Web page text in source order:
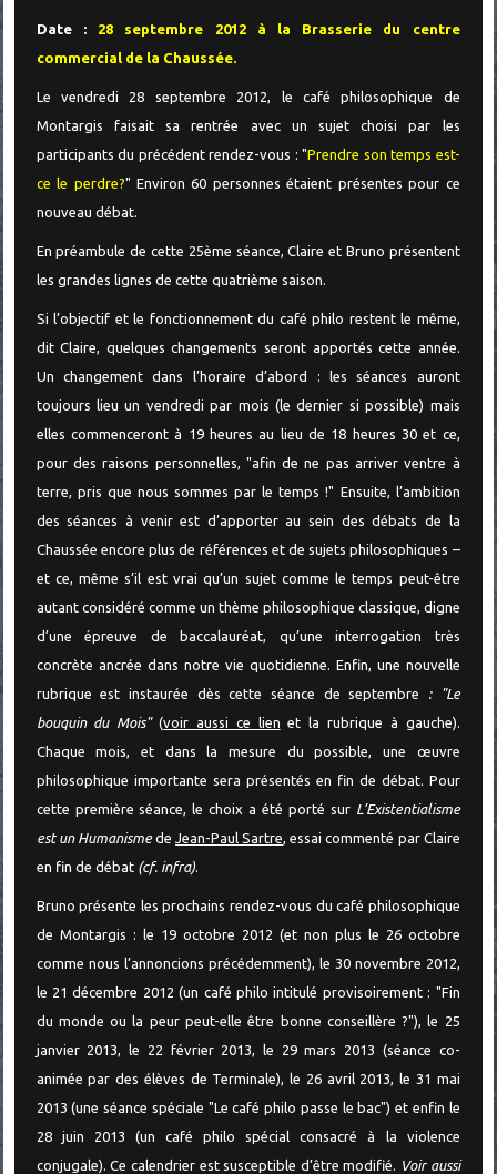
Date : 28 septembre 2012 à la Brasserie du centre
commercial de la Chaussée.
Le vendredi 28 septembre 2012, le café philosophique de
Montargis faisait sa rentrée avec un sujet choisi par les
participants du précédent rendez-vous : "Prendre son temps est-
ce le perdre?" Environ 60 personnes étaient présentes pour ce
nouveau débat.
En préambule de cette 25ème séance, Claire et Bruno présentent
les grandes lignes de cette quatrième saison.
Si l’objectif et le fonctionnement du café philo restent le même,
dit Claire, quelques changements seront apportés cette année.
Un changement dans l’horaire d’abord : les séances auront
toujours lieu un vendredi par mois (le dernier si possible) mais
elles commenceront à 19 heures au lieu de 18 heures 30 et ce,
pour des raisons personnelles, "afin de ne pas arriver ventre à
terre, pris que nous sommes par le temps !" Ensuite, l’ambition
des séances à venir est d’apporter au sein des débats de la
Chaussée encore plus de références et de sujets philosophiques –
et ce, même s’il est vrai qu’un sujet comme le temps peut-être
autant considéré comme un thème philosophique classique, digne
d’une épreuve de baccalauréat, qu’une interrogation très
concrète ancrée dans notre vie quotidienne. Enfin, une nouvelle
rubrique est instaurée dès cette séance de septembre
:
"Le
bouquin du Mois"(voir aussi ce lien et la rubrique à gauche).
Chaque mois, et dans la mesure du possible, une œuvre
philosophique importante sera présentés en fin de débat. Pour
cette première séance, le choix a été porté sur L’Existentialisme
est un Humanismede Jean-Paul Sartre , essai commenté par Claire
en fin de débat (cf. infra).
Bruno présente les prochains rendez-vous du café philosophique
de Montargis : le 19 octobre 2012 (et non plus le 26 octobre
comme nous l’annoncions précédemment), le 30 novembre 2012,
le 21 décembre 2012 (un café philo intitulé provisoirement : "Fin
du monde ou la peur peut-elle être bonne conseillère ?"), le 25
janvier 2013, le 22 février 2013, le 29 mars 2013 (séance co-
animée par des élèves de Terminale), le 26 avril 2013, le 31 mai
2013 (une séance spéciale "Le café philo passe le bac") et enfin le
28 juin 2013 (un café philo spécial consacré à la violence
conjugale). Ce calendrier est susceptible d’être modifié.
Voir aussi